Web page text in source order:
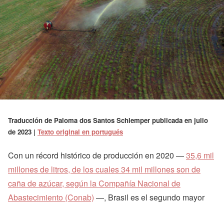
Traducción de Paloma dos Santos Schlemper publicada en julio
de 2023 | Texto original en portugués
Con un récord histórico de producción en 2020 —35,6 mil
millones de litros, de los cuales 34 mil millones son de
caña de azúcar, según la Compañía Nacional de
Abastecimiento (Conab) —, Brasil es el segundo mayor